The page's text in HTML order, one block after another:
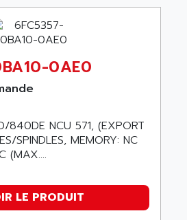
641
1200
0AE0
840DE NCU 571, (EXPORT
SPINDLES, MEMORY: NC
(MAX....
LE PRODUIT